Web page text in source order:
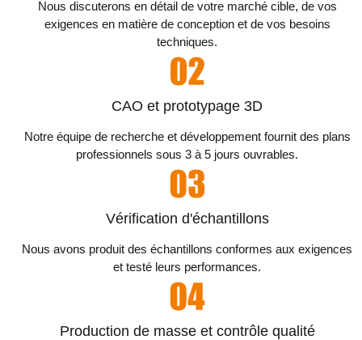
Nous discuterons en détail de votre marché cible, de vos
exigences en matière de conception et de vos besoins
techniques.
CAO et prototypage 3D
Notre équipe de recherche et développement fournit des plans
professionnels sous 3 à 5 jours ouvrables.
Vérification d'échantillons
Nous avons produit des échantillons conformes aux exigences
et testé leurs performances.
Production de masse et contrôle qualité